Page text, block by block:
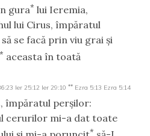
gura* lui Ieremia,
lui Cirus, împăratul
se facă prin viu grai şi
aceasta în toată
Ier 25:12 Ier 29:10 ** Ezra 5:13 Ezra 5:14
împăratul perşilor:
cerurilor mi-a dat toate
*